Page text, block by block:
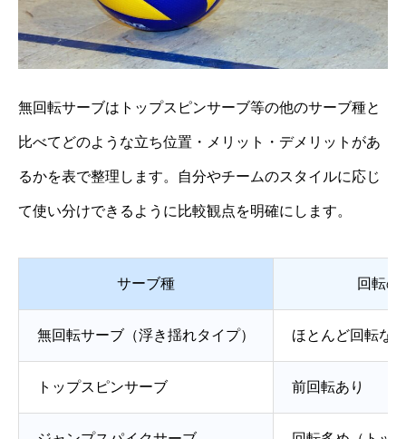
無回転サーブはトップスピンサーブ等の他のサーブ種と
比べてどのような立ち位置・メリット・デメリットがあ
るかを表で整理します。自分やチームのスタイルに応じ
て使い分けできるように比較観点を明確にします。
サーブ種 回転の
無回転サーブ（浮き揺れタイプ） ほとんど回転な
トップスピンサーブ 前回転あり